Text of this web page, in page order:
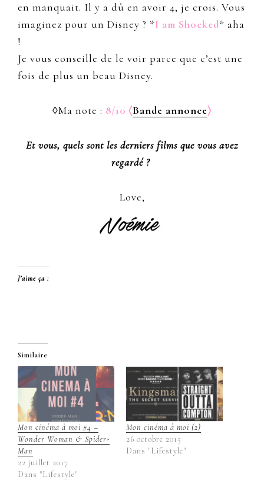
en manquait. Il y a dû en avoir 4, je crois. Vous
imaginez pour un Disney ? *I am Shocked* aha
!
Je vous conseille de le voir parce que c’est une
fois de plus un beau Disney.
◊Ma note : 8/10 〈Bande annonce〉
Et vous, quels sont les derniers films que vous avez
regardé ?
Love,
J’aime ça :
Similaire
Mon cinéma à moi #4 –
Wonder Woman & Spider-
Man
22 juillet 2017
Dans "Lifestyle"
Mon cinéma à moi (2)
26 octobre 2015
Dans "Lifestyle"